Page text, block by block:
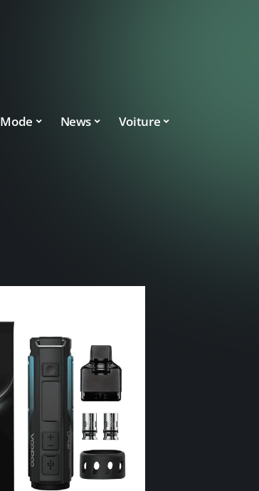
Mode News Voiture